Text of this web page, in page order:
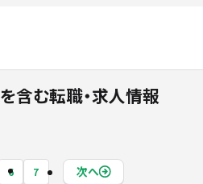
を含む転職・求人情報
6 7 次へ